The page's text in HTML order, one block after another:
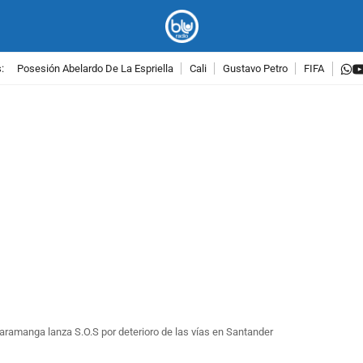
Posesión Abelardo De La Espriella Cali Gustavo Petro FIFA
lanza S.O.S por deterioro de las vías en Santander